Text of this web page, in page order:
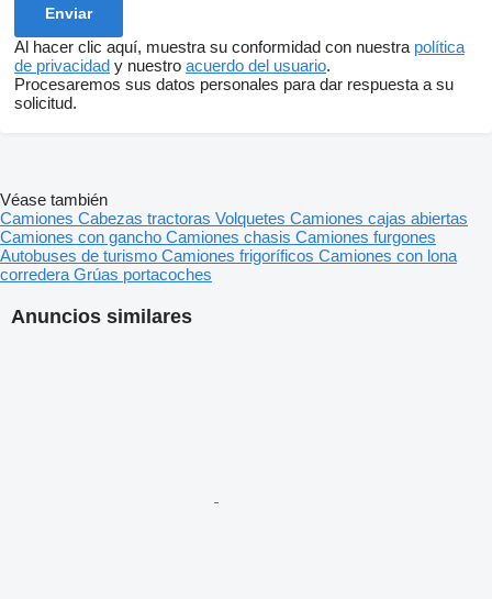
Al hacer clic aquí, muestra su conformidad con nuestra política
de privacidad y nuestro acuerdo del usuario.
Procesaremos sus datos personales para dar respuesta a su
solicitud.
Anuncios similares
Véase también
Camiones Cabezas tractoras Volquetes Camiones cajas abiertas
Camiones con gancho Camiones chasis Camiones furgones
Autobuses de turismo Camiones frigoríficos Camiones con lona
corredera Grúas portacoches